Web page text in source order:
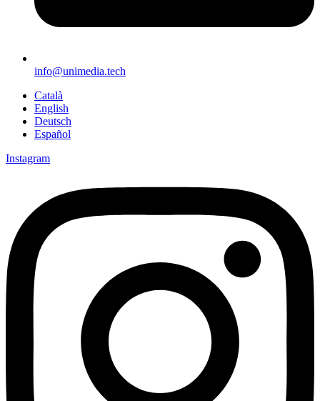
info@unimedia.tech
Català
English
Deutsch
Español
Instagram